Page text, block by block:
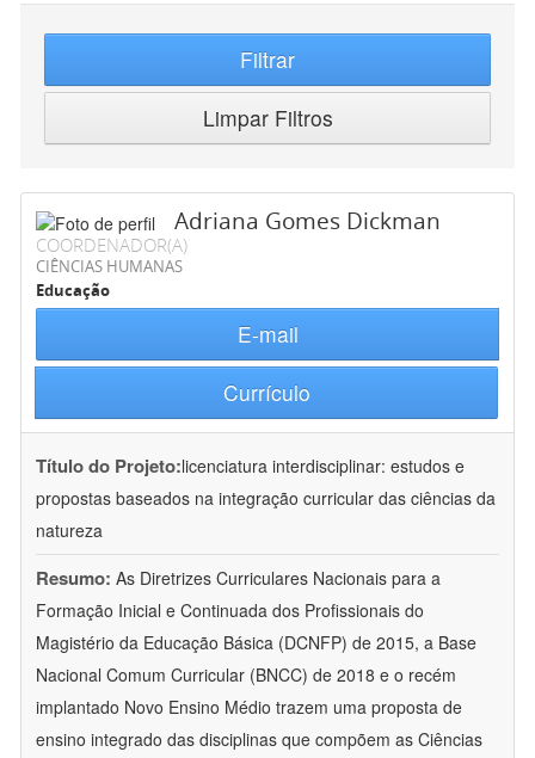
Filtrar
Limpar Filtros
Adriana Gomes Dickman
COORDENADOR(A)
CIÊNCIAS HUMANAS
Educação
E-mail
Currículo
Título do Projeto:licenciatura interdisciplinar: estudos e
propostas baseados na integração curricular das ciências da
natureza
Resumo: As Diretrizes Curriculares Nacionais para a
Formação Inicial e Continuada dos Profissionais do
Magistério da Educação Básica (DCNFP) de 2015, a Base
Nacional Comum Curricular (BNCC) de 2018 e o recém
implantado Novo Ensino Médio trazem uma proposta de
ensino integrado das disciplinas que compõem as Ciências